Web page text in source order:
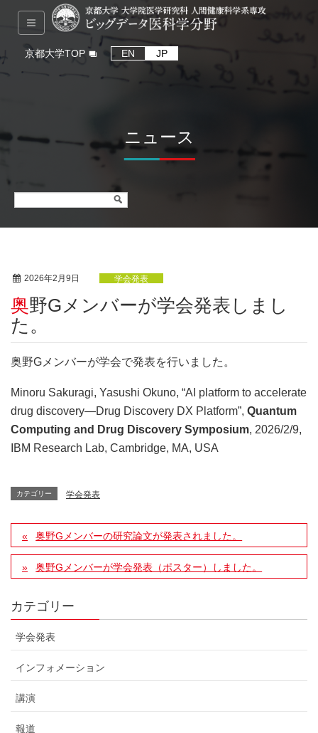
京都大学TOP EN JP
ニュース
2026年2月9日 学会発表
奥野Gメンバーが学会発表しまし
た。
奥野Gメンバーが学会で発表を行いました。
Minoru Sakuragi, Yasushi Okuno, “AI platform to accelerate
drug discovery—Drug Discovery DX Platform”, Quantum
Computing and Drug Discovery Symposium, 2026/2/9,
IBM Research Lab, Cambridge, MA, USA
カテゴリー 学会発表
奥野Gメンバーの研究論文が発表されました。
奥野Gメンバーが学会発表（ポスター）しました。
カテゴリー
学会発表
インフォメーション
講演
報道